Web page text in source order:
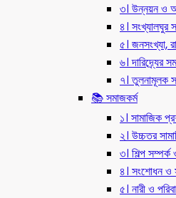
৩। উন্নয়ন ও
৪। সংখ্যালঘুর
৫। জনসংখ্যা,
৬। দারিদ্র্যের
৭। তুলনামূলক
📚 সমাজকর্ম
১। সামাজিক
২। উচ্চতর
৩। শিল্প
৪। সংশোধন ও
৫। নারী ও